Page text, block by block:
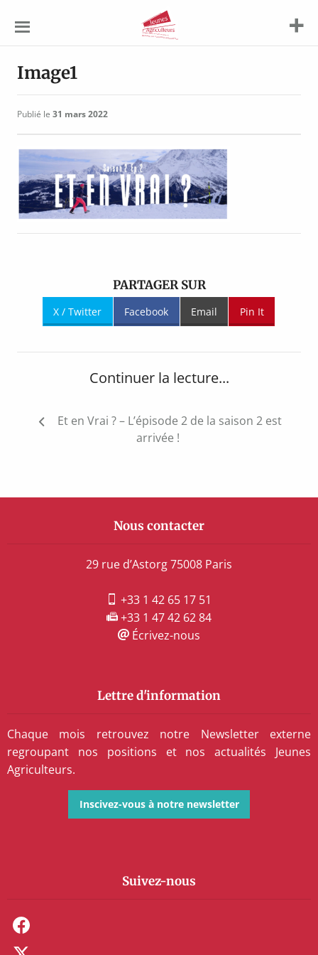
Agriculteurs
Image1
Publié le 31 mars 2022
PARTAGER SUR
X / Twitter Facebook Email Pin It
Continuer la lecture...
Navigation
Et en Vrai ? – L’épisode 2 de la saison 2 est
arrivée !
Nous contacter
29 rue d’Astorg 75008 Paris
+33 1 42 65 17 51
+33 1 47 42 62 84
Écrivez-nous
Lettre d'information
Chaque mois retrouvez notre Newsletter externe
regroupant nos positions et nos actualités Jeunes
Agriculteurs.
Inscivez-vous à notre newsletter
Suivez-nous